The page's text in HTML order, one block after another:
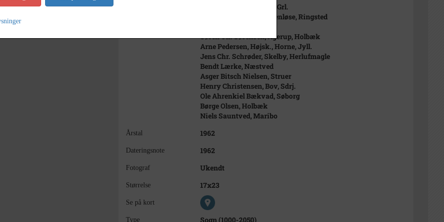
Ole Bjerglund, Godthåb, Grl.
Ole Kjærgaard Olsen, Benløse, Ringsted
Søren Th. Sørensen, Ågerup, Holbæk
Arne Pedersen, Højsk., Horne, Jyll.
Jens Chr. Schrøder, Skelby, Herlufmagle
Bendt Lærke, Næstved
Asger Bitsch Nielsen, Struer
Henry Christensen, Bov, Sdrj.
Ole Ahrenkiel Bækvad, Søborg
Børge Olsen, Holbæk
Niels Sauntved, Maribo
Årstal 1962
Dateringsnote 1962
Fotograf Ukendt
Størrelse 17x23
Se på kort
Type Sogn (1000-2050)